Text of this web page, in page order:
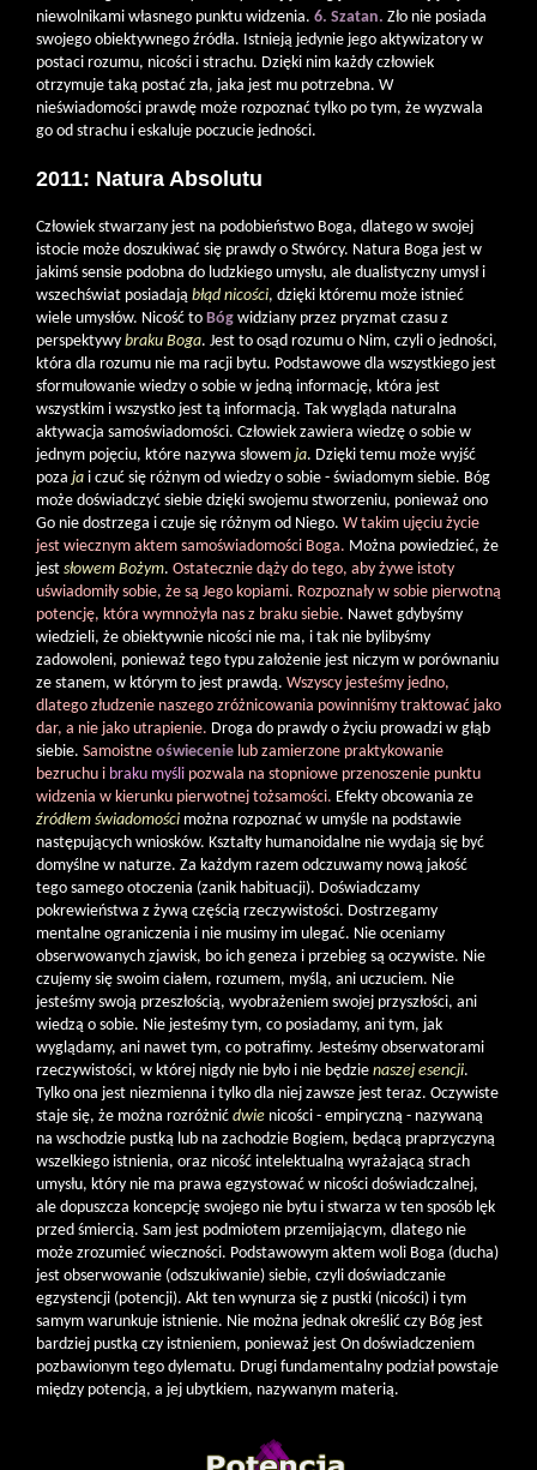
niewolnikami własnego punktu widzenia. 6. Szatan. Zło nie posiada
swojego obiektywnego źródła. Istnieją jedynie jego aktywizatory w
postaci rozumu, nicości i strachu. Dzięki nim każdy człowiek
otrzymuje taką postać zła, jaka jest mu potrzebna. W
nieświadomości prawdę może rozpoznać tylko po tym, że wyzwala
go od strachu i eskaluje poczucie jedności.
2011: Natura Absolutu
Człowiek stwarzany jest na podobieństwo Boga, dlatego w swojej
istocie może doszukiwać się prawdy o Stwórcy. Natura Boga jest w
jakimś sensie podobna do ludzkiego umysłu, ale dualistyczny umysł i
wszechświat posiadają błąd nicości, dzięki któremu może istnieć
wiele umysłów. Nicość to Bóg widziany przez pryzmat czasu z
perspektywy braku Boga. Jest to osąd rozumu o Nim, czyli o jedności,
która dla rozumu nie ma racji bytu. Podstawowe dla wszystkiego jest
sformułowanie wiedzy o sobie w jedną informację, która jest
wszystkim i wszystko jest tą informacją. Tak wygląda naturalna
aktywacja samoświadomości. Człowiek zawiera wiedzę o sobie w
jednym pojęciu, które nazywa słowem ja. Dzięki temu może wyjść
poza ja i czuć się różnym od wiedzy o sobie - świadomym siebie. Bóg
może doświadczyć siebie dzięki swojemu stworzeniu, ponieważ ono
Go nie dostrzega i czuje się różnym od Niego. W takim ujęciu życie
jest wiecznym aktem samoświadomości Boga. Można powiedzieć, że
jest słowem Bożym. Ostatecznie dąży do tego, aby żywe istoty
uświadomiły sobie, że są Jego kopiami. Rozpoznały w sobie pierwotną
potencję, która wymnożyła nas z braku siebie. Nawet gdybyśmy
wiedzieli, że obiektywnie nicości nie ma, i tak nie bylibyśmy
zadowoleni, ponieważ tego typu założenie jest niczym w porównaniu
ze stanem, w którym to jest prawdą. Wszyscy jesteśmy jedno,
dlatego złudzenie naszego zróżnicowania powinniśmy traktować jako
dar, a nie jako utrapienie. Droga do prawdy o życiu prowadzi w głąb
siebie. Samoistne oświecenie lub zamierzone praktykowanie
bezruchu i braku myśli pozwala na stopniowe przenoszenie punktu
widzenia w kierunku pierwotnej tożsamości. Efekty obcowania ze
źródłem świadomości można rozpoznać w umyśle na podstawie
następujących wniosków. Kształty humanoidalne nie wydają się być
domyślne w naturze. Za każdym razem odczuwamy nową jakość
tego samego otoczenia (zanik habituacji). Doświadczamy
pokrewieństwa z żywą częścią rzeczywistości. Dostrzegamy
mentalne ograniczenia i nie musimy im ulegać. Nie oceniamy
obserwowanych zjawisk, bo ich geneza i przebieg są oczywiste. Nie
czujemy się swoim ciałem, rozumem, myślą, ani uczuciem. Nie
jesteśmy swoją przeszłością, wyobrażeniem swojej przyszłości, ani
wiedzą o sobie. Nie jesteśmy tym, co posiadamy, ani tym, jak
wyglądamy, ani nawet tym, co potrafimy. Jesteśmy obserwatorami
rzeczywistości, w której nigdy nie było i nie będzie naszej esencji.
Tylko ona jest niezmienna i tylko dla niej zawsze jest teraz. Oczywiste
staje się, że można rozróżnić dwie nicości - empiryczną - nazywaną
na wschodzie pustką lub na zachodzie Bogiem, będącą praprzyczyną
wszelkiego istnienia, oraz nicość intelektualną wyrażającą strach
umysłu, który nie ma prawa egzystować w nicości doświadczalnej,
ale dopuszcza koncepcję swojego nie bytu i stwarza w ten sposób lęk
przed śmiercią. Sam jest podmiotem przemijającym, dlatego nie
może zrozumieć wieczności. Podstawowym aktem woli Boga (ducha)
jest obserwowanie (odszukiwanie) siebie, czyli doświadczanie
egzystencji (potencji). Akt ten wynurza się z pustki (nicości) i tym
samym warunkuje istnienie. Nie można jednak określić czy Bóg jest
bardziej pustką czy istnieniem, ponieważ jest On doświadczeniem
pozbawionym tego dylematu. Drugi fundamentalny podział powstaje
między potencją, a jej ubytkiem, nazywanym materią.